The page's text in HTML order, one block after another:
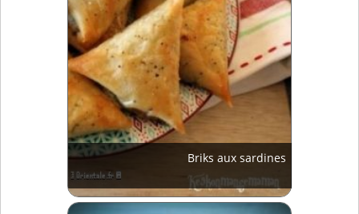
Briks aux sardines